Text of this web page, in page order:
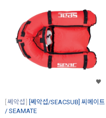
쎄악섭
[쎄악섭/SEACSUB] 씨메이트
/ SEAMATE